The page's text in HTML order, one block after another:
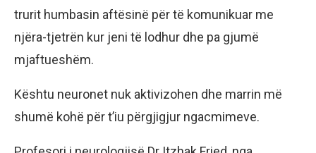
trurit humbasin aftësinë për të komunikuar me
njëra-tjetrën kur jeni të lodhur dhe pa gjumë
mjaftueshëm.
Kështu neuronet nuk aktivizohen dhe marrin më
shumë kohë për t’iu përgjigjur ngacmimeve.